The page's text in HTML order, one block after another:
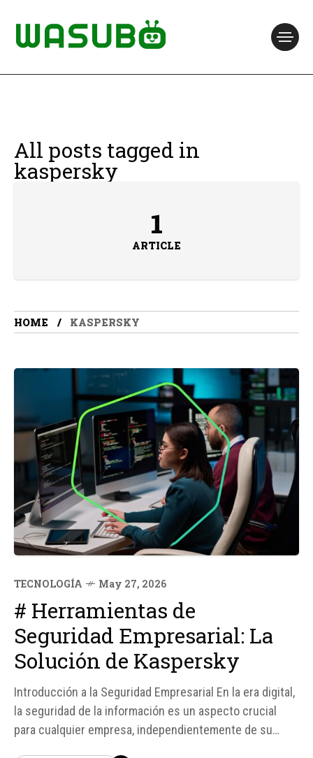
All posts tagged in
kaspersky
1
ARTICLE
HOME KASPERSKY
TECNOLOGÍA May 27, 2026
# Herramientas de
Seguridad Empresarial: La
Solución de Kaspersky
Introducción a la Seguridad Empresarial En la era digital,
la seguridad de la información es un aspecto crucial
para cualquier empresa, independientemente de su